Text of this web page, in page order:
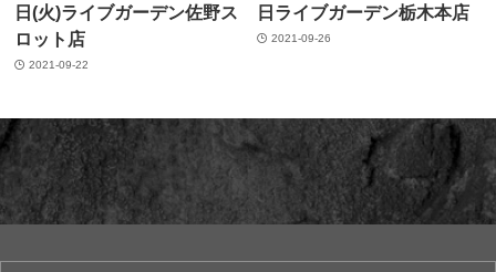
日(火)ライブガーデン佐野ス
ロット店
2021-09-22
日ライブガーデン栃木本店
2021-09-26